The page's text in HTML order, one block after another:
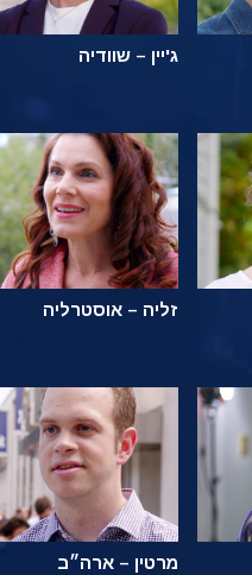
ג'יין – שוודיה
זליה – אוסטרליה
מרטין – ארה״ב